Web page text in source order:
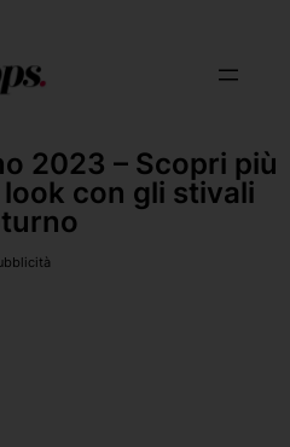
2023 – Scopri più
con gli stivali